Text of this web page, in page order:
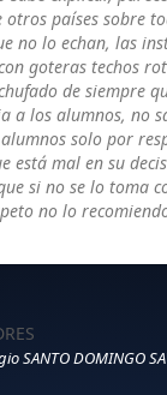
otros países sobre
no lo echan, las
goteras techos
de siempre
a los alumnos, no
solo por
está mal en su
si no se lo toma
no lo
SANTO DOMINGO